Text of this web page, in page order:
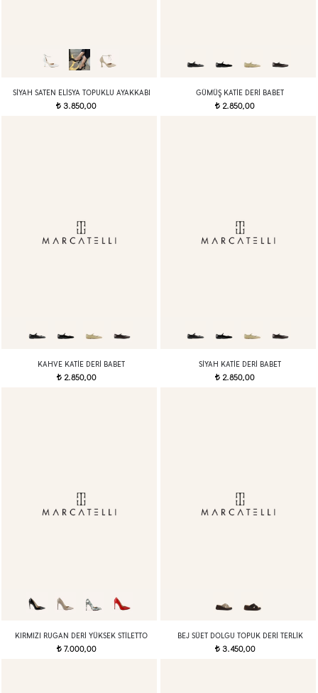
SIYAH SATEN ELISYA TOPUKLU AYAKKABI
t 3.850,00
GÜMÜŞ KATIE DERI BABET
t 2.850,00
KAHVE KATIE DERI BABET
t2.850,00
SIYAH KATIE DERI BABET
t 2.850,00
KIRMIZI RUGAN DERI YÜKSEK STILETTO
t7.000,00
BEJ SÜET DOLGU TOPUK DERI TERLIK
t3.450,00